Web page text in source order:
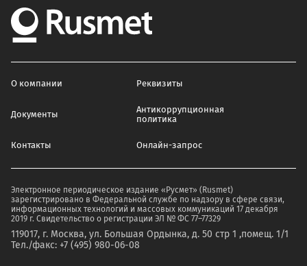
О компании Реквизиты
Документы
Антикоррупционная
политика
Контакты Онлайн-запрос
Электронное периодическое издание «Русмет» (Rusmet)
зарегистрировано в Федеральной службе по надзору в сфере связи,
информационных технологий и массовых коммуникаций 17 декабря
2019 г. Свидетельство о регистрации ЭЛ № ФС 77–77329
119017, г. Москва, ул. Большая Ордынка, д. 50 стр 1 ,помещ. 1/1
Тел./факс: +7 (495) 980-06-08